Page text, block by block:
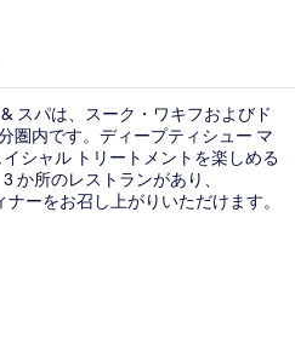
スパは、スーク・ワキフおよびド
圏内です。ディープティシュー マ
シャル トリートメントを楽しめる
か所のレストランがあり、
ーをお召し上がりいただけます。
わっています。この宿泊施設から
できます。ビン・マフムード駅ま